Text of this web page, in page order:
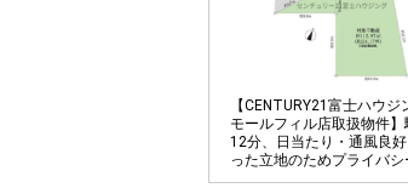
【CENTURY21富士ハウジ
モールフィル店取扱物件】
12分、日当たり・通風良好
った立地のためプライバシ
保されます。